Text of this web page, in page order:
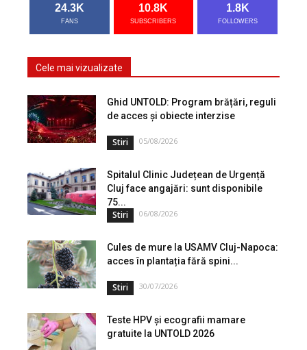
24.3K
FANS
10.8K
SUBSCRIBERS
1.8K
FOLLOWERS
Cele mai vizualizate
Ghid UNTOLD: Program brățări, reguli
de acces și obiecte interzise
Stiri 05/08/2026
Spitalul Clinic Județean de Urgență
Cluj face angajări: sunt disponibile
75...
Stiri 06/08/2026
Cules de mure la USAMV Cluj-Napoca:
acces în plantația fără spini...
Stiri 30/07/2026
Teste HPV și ecografii mamare
gratuite la UNTOLD 2026